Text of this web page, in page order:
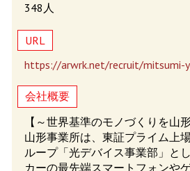
348人
URL
https://arwrk.net/recruit/mitsumi-
会社概要
【～世界基準のモノづくりを山
山形事業所は、東証プライム上
ループ「光デバイス事業部」と
カーの最先端スマートフォンや